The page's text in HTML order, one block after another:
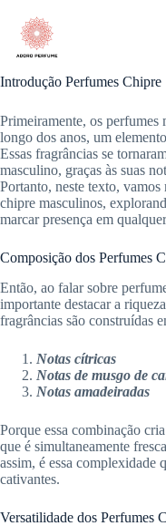
para
conteúdo
Introdução Perfumes Chipre
Primeiramente, os
longo dos anos, um
Essas fragrâncias se
masculino, graças às suas
Portanto, neste texto,
chipre masculinos,
marcar presença em
Composição dos Perfumes
Então, ao falar sobre
importante destacar a
fragrâncias são construídas
Notas cítricas
Notas de musgo de
Notas amadeiradas
Porque essa combinação
que é simultaneamente
assim, é essa complexidade
cativantes.
Versatilidade dos Perfumes